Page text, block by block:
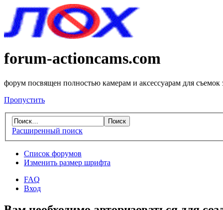
forum-actioncams.com
форум посвящен полностью камерам и аксессуарам для съемок
Пропустить
Расширенный поиск
Список форумов
Изменить размер шрифта
FAQ
Вход